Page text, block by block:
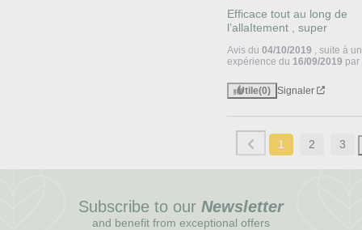
Efficace tout au long de
l’allaItement , super
Avis du04/10/2019
, suite à
expérience du 16/09/2019 par
Utile(0) Signaler
1 2 3
Subscribe to our Newsletter
and benefit from exceptional offers